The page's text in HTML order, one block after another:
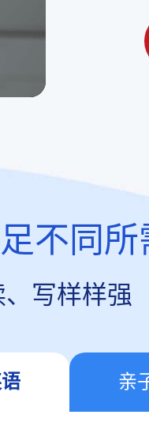
不同所
写样样强
亲